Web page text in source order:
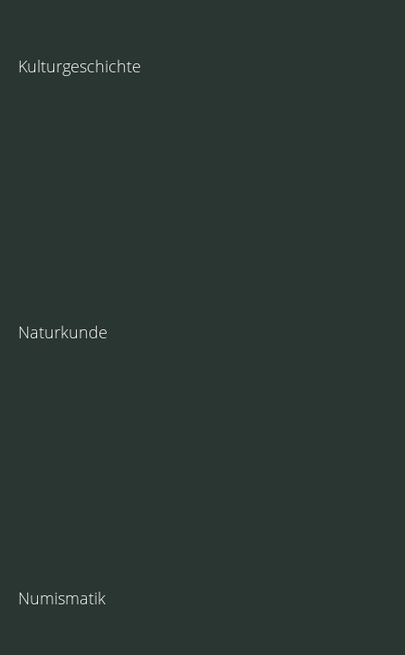
Kulturgeschichte
Naturkunde
Numismatik